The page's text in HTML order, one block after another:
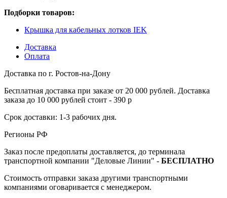
Подборки товаров:
Крышка для кабельных лотков IEK
Доставка
Оплата
Доставка по г. Ростов-на-Дону
Бесплатная доставка при заказе от 20 000 рублей. Доставка
заказа до 10 000 рублей стоит - 390 р
Срок доставки: 1-3 рабочих дня.
Регионы РФ
Заказ после предоплаты доставляется, до терминала
транспортной компании "Деловые Линии" - БЕСПЛАТНО
Стоимость отправки заказа другими транспортными
компаниями оговаривается с менеджером.